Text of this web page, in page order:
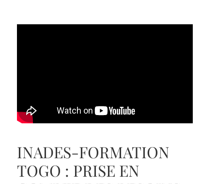
INADES-FORMATION
TOGO : PRISE EN